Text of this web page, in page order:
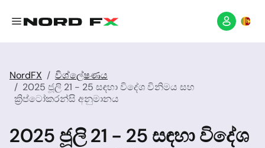
NordFX
විශ්ලේෂණය
2025 ජූලි 21 - 25 සඳහා විදේශ විනිමය සහ
ක්‍රිප්ටෝකරන්සි අනුමානය
2025 ජූලි 21 - 25 සඳහා විදේශ